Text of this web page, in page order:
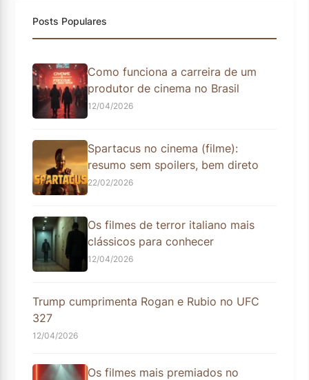
Posts Populares
Como funciona a carreira de um
produtor de cinema no Brasil
12/04/2026
Spartacus no cinema (filme):
resumo sem spoilers, bem direto
22/02/2026
Os filmes de terror italiano mais
clássicos para conhecer
12/04/2026
Trump cumprimenta Rogan e Rubio no UFC
327
12/04/2026
Os filmes mais premiados no